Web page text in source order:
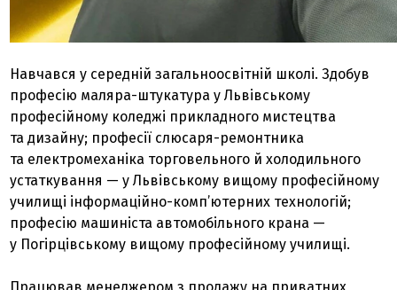
Навчався у середній загальноосвітній школі. Здобув
професію маляра-штукатура у Львівському
професійному коледжі прикладного мистецтва
та дизайну; професії слюсаря-ремонтника
та електромеханіка торговельного й холодильного
устаткування — у Львівському вищому професійному
училищі інформаційно-комп’ютерних технологій;
професію машиніста автомобільного крана —
у Погірцівському вищому професійному училищі.